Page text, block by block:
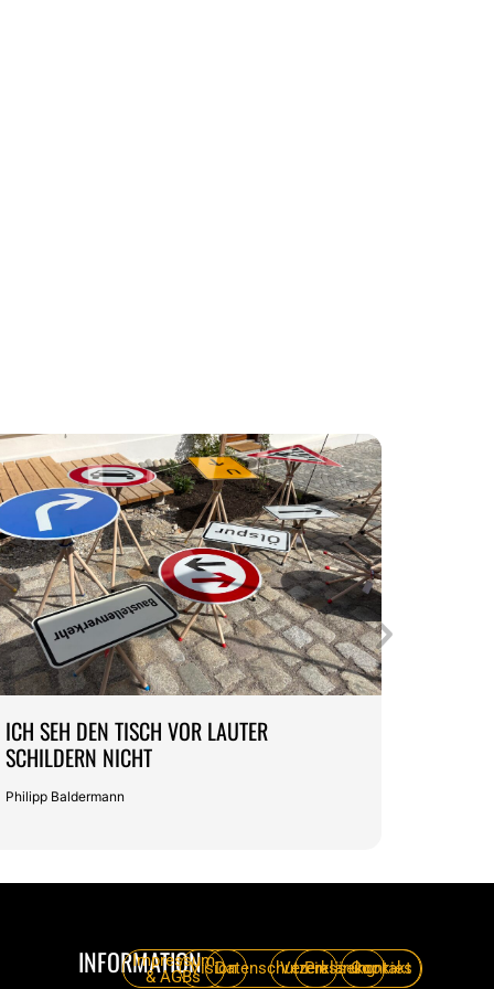
ICH SEH DEN TISCH VOR LAUTER
SCHILDERN NICHT
Philipp Baldermann
INFORMATION
Impressum
& AGBsVisionDatenschutzerklärung
VereinPressekontakt
Cookies